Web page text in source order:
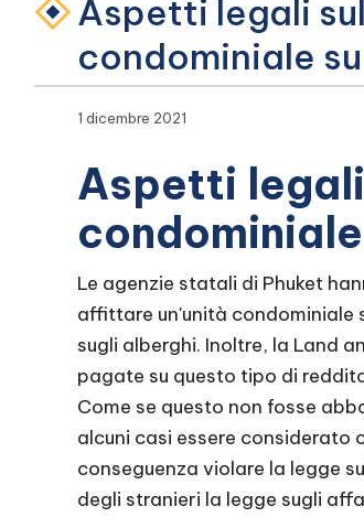
Aspetti legali
condominiale
1 dicembre 2021
Aspetti
Le agenzie statali di Phuket
affittare un'unità condominiale
sugli alberghi. Inoltre, la Land
pagate su questo tipo di
Come se questo non fosse
alcuni casi essere considerato
conseguenza violare la legge
degli stranieri la legge sugli